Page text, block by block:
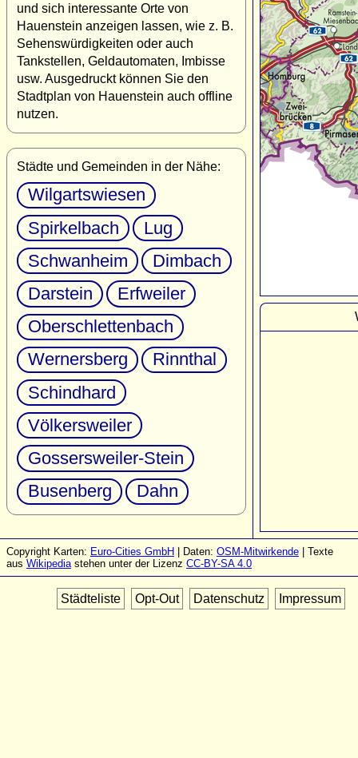
und sich interessante Orte von
Hauenstein anzeigen lassen, wie z. B.
Sehenswürdigkeiten oder auch
Tankstellen, Geldautomaten, Imbisse
usw. Ausgedruckt können Sie den
Stadtplan von Hauenstein auch offline
nutzen.
Städte und Gemeinden in der Nähe:
Wilgartswiesen
Spirkelbach
Lug
Schwanheim
Dimbach
Darstein
Erfweiler
Oberschlettenbach
Wernersberg
Rinnthal
Schindhard
Völkersweiler
Gossersweiler-Stein
Busenberg
Dahn
Copyright Karten: Euro-Cities GmbH | Daten: OSM-Mitwirkende | Texte
aus Wikipediastehen unter der Lizenz CC-BY-SA 4.0
Städteliste Opt-Out Datenschutz Impressum